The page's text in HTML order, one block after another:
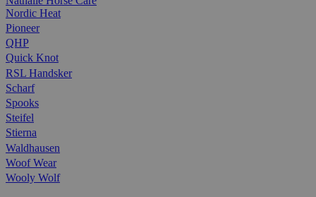
Nordic Heat
Pioneer
QHP
Quick Knot
RSL Handsker
Scharf
Spooks
Steifel
Stierna
Waldhausen
Woof Wear
Wooly Wolf